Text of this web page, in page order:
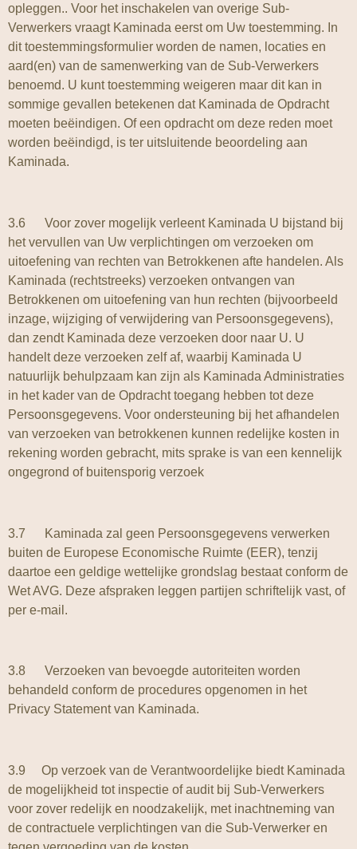
opleggen.. Voor het inschakelen van overige Sub-
Verwerkers vraagt Kaminada eerst om Uw toestemming. In
dit toestemmingsformulier worden de namen, locaties en
aard(en) van de samenwerking van de Sub-Verwerkers
benoemd. U kunt toestemming weigeren maar dit kan in
sommige gevallen betekenen dat Kaminada de Opdracht
moeten beëindigen. Of een opdracht om deze reden moet
worden beëindigd, is ter uitsluitende beoordeling aan
Kaminada.
3.6 Voor zover mogelijk verleent Kaminada U bijstand bij
het vervullen van Uw verplichtingen om verzoeken om
uitoefening van rechten van Betrokkenen afte handelen. Als
Kaminada (rechtstreeks) verzoeken ontvangen van
Betrokkenen om uitoefening van hun rechten (bijvoorbeeld
inzage, wijziging of verwijdering van Persoonsgegevens),
dan zendt Kaminada deze verzoeken door naar U. U
handelt deze verzoeken zelf af, waarbij Kaminada U
natuurlijk behulpzaam kan zijn als Kaminada Administraties
in het kader van de Opdracht toegang hebben tot deze
Persoonsgegevens. Voor ondersteuning bij het afhandelen
van verzoeken van betrokkenen kunnen redelijke kosten in
rekening worden gebracht, mits sprake is van een kennelijk
ongegrond of buitensporig verzoek
3.7 Kaminada zal geen Persoonsgegevens verwerken
buiten de Europese Economische Ruimte (EER), tenzij
daartoe een geldige wettelijke grondslag bestaat conform de
Wet AVG. Deze afspraken leggen partijen schriftelijk vast, of
per e-mail.
3.8 Verzoeken van bevoegde autoriteiten worden
behandeld conform de procedures opgenomen in het
Privacy Statement van Kaminada.
3.9 Op verzoek van de Verantwoordelijke biedt Kaminada
de mogelijkheid tot inspectie of audit bij Sub-Verwerkers
voor zover redelijk en noodzakelijk, met inachtneming van
de contractuele verplichtingen van die Sub-Verwerker en